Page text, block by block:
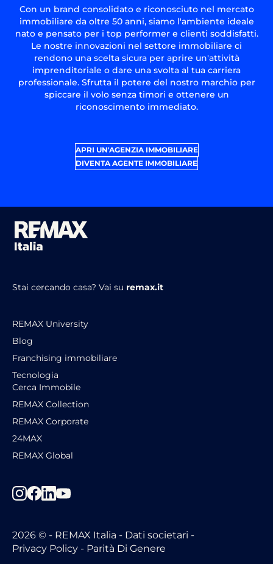
Con un brand consolidato e riconosciuto nel mercato
immobiliare da oltre 50 anni, siamo l'ambiente ideale
nato e pensato per i top performer e clienti soddisfatti.
Le nostre innovazioni nel settore immobiliare ci
rendono una scelta sicura per aprire un'attività
imprenditoriale o dare una svolta al tua carriera
professionale. Sfrutta il potere del nostro marchio per
spiccare il volo senza timori e ottenere un
riconoscimento immediato.
APRI UN'AGENZIA IMMOBILIARE
DIVENTA AGENTE IMMOBILIARE
Stai cercando casa? Vai su remax.it
REMAX University
Blog
Franchising immobiliare
Tecnologia
Cerca Immobile
REMAX Collection
REMAX Corporate
24MAX
REMAX Global
2026 © - REMAX Italia - Dati societari -
Privacy Policy - Parità Di Genere